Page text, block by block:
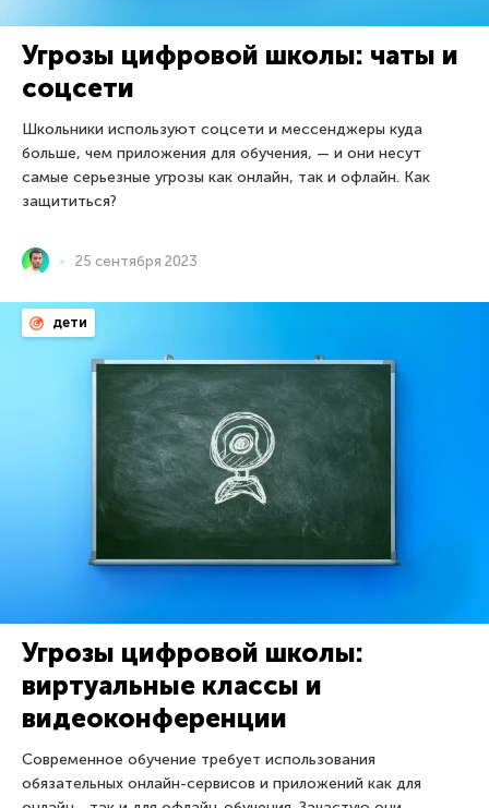
Угрозы цифровой школы: чаты и
соцсети
Школьники используют соцсети и мессенджеры куда
больше, чем приложения для обучения, — и они несут
самые серьезные угрозы как онлайн, так и офлайн. Как
защититься?
25 сентября 2023
дети
Угрозы цифровой школы:
виртуальные классы и
видеоконференции
Современное обучение требует использования
обязательных онлайн-сервисов и приложений как для